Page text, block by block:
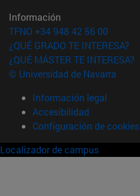
Información
TFNO +34 948 42 56 00
¿QUÉ GRADO TE INTERESA?
¿QUÉ MÁSTER TE INTERESA?
© Universidad de Navarra
Información legal
Accesibilidad
Configuración de cookies
Localizador de campus